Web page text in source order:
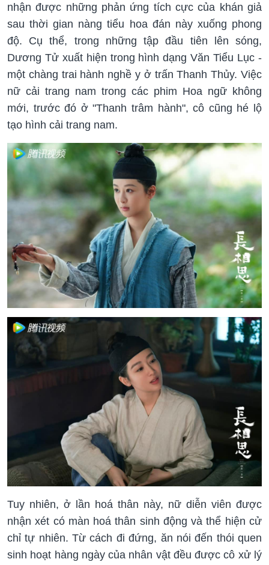
nhận được những phản ứng tích cực của khán giả
sau thời gian nàng tiểu hoa đán này xuống phong
độ. Cụ thể, trong những tập đầu tiên lên sóng,
Dương Tử xuất hiện trong hình dạng Văn Tiểu Lục -
một chàng trai hành nghề y ở trấn Thanh Thủy. Việc
nữ cải trang nam trong các phim Hoa ngữ không
mới, trước đó ở "Thanh trâm hành", cô cũng hé lộ
tạo hình cải trang nam.
Tuy nhiên, ở lần hoá thân này, nữ diễn viên được
nhận xét có màn hoá thân sinh động và thể hiện cử
chỉ tự nhiên. Từ cách đi đứng, ăn nói đến thói quen
sinh hoạt hàng ngày của nhân vật đều được cô xử lý